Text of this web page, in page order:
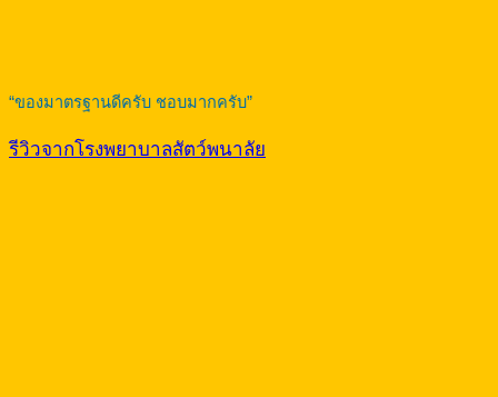
“ของมาตรฐานดีครับ ชอบมากครับ”
รีวิวจากโรงพยาบาลสัตว์พนาลัย